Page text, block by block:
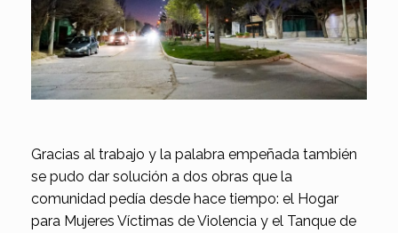
Gracias al trabajo y la palabra empeñada también
se pudo dar solución a dos obras que la
comunidad pedía desde hace tiempo: el Hogar
para Mujeres Víctimas de Violencia y el Tanque de